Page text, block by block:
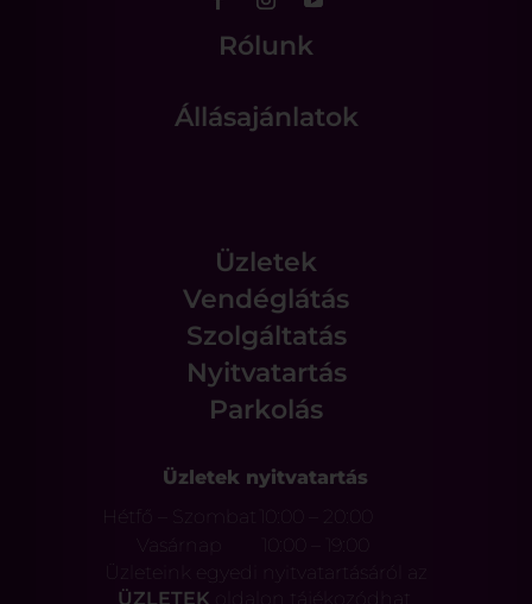
Rólunk
Állásajánlatok
Üzletek
Vendéglátás
Szolgáltatás
Nyitvatartás
Parkolás
Üzletek nyitvatartás
Hétfő – Szombat
10:00 – 20:00
Vasárnap
Üzleteink egyedi nyitvatartásáról az
ÜZLETEK oldalon tájékozódhat.